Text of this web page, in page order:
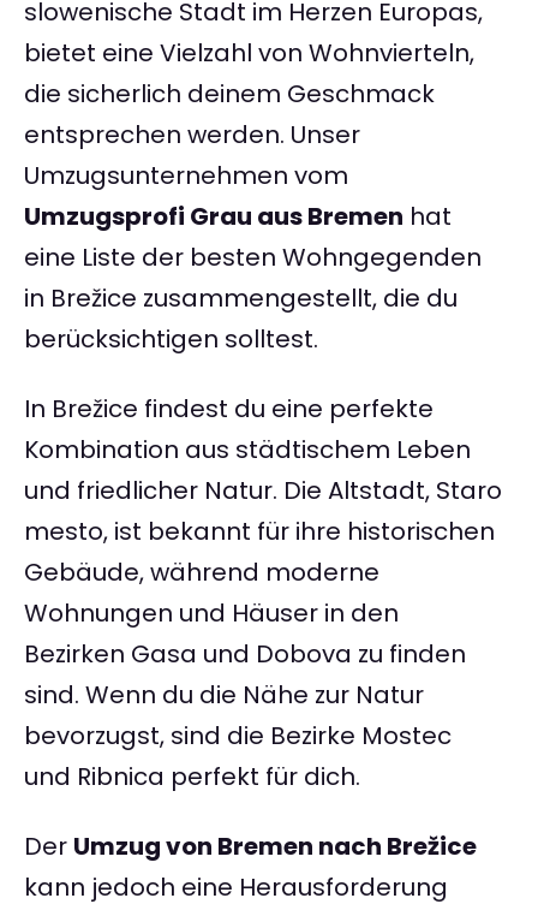
slowenische Stadt im Herzen Europas,
bietet eine Vielzahl von Wohnvierteln,
die sicherlich deinem Geschmack
entsprechen werden. Unser
Umzugsunternehmen vom
Umzugsprofi Grau aus Bremen hat
eine Liste der besten Wohngegenden
in Brežice zusammengestellt, die du
berücksichtigen solltest.
In Brežice findest du eine perfekte
Kombination aus städtischem Leben
und friedlicher Natur. Die Altstadt, Staro
mesto, ist bekannt für ihre historischen
Gebäude, während moderne
Wohnungen und Häuser in den
Bezirken Gasa und Dobova zu finden
sind. Wenn du die Nähe zur Natur
bevorzugst, sind die Bezirke Mostec
und Ribnica perfekt für dich.
Der Umzug von Bremen nach Brežice
kann jedoch eine Herausforderung